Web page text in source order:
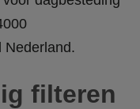
Nederland.
filteren